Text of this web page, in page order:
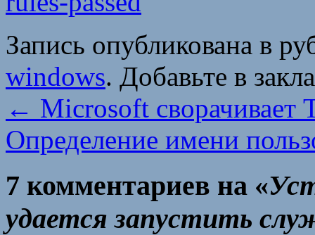
Запись опубликована в
windows. Добавьте в
← Microsoft сворачивает
Определение имени
7 комментариев на «
удается запустить